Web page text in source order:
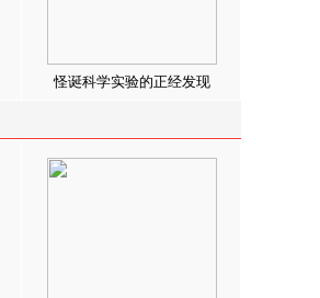
怪诞科学实验的正经发现